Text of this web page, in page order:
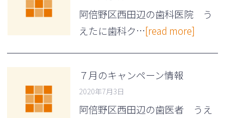
阿倍野区西田辺の歯科医院 う
えたに歯科ク…[read more]
７月のキャンペーン情報
2020年7月3日
阿倍野区西田辺の歯医者 うえ